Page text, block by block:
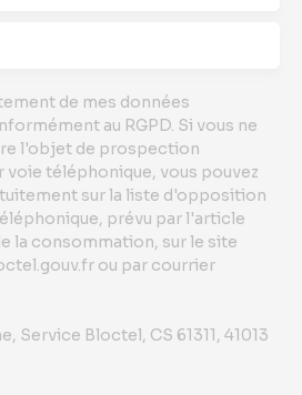
de mes données
au RGPD. Si vous ne
l'objet de prospection
voie téléphonique, vous pouvez
sur la liste d'opposition
prévu par l'article
la consommation, sur le site
ou par courrier
Service Bloctel, CS 61311, 41013